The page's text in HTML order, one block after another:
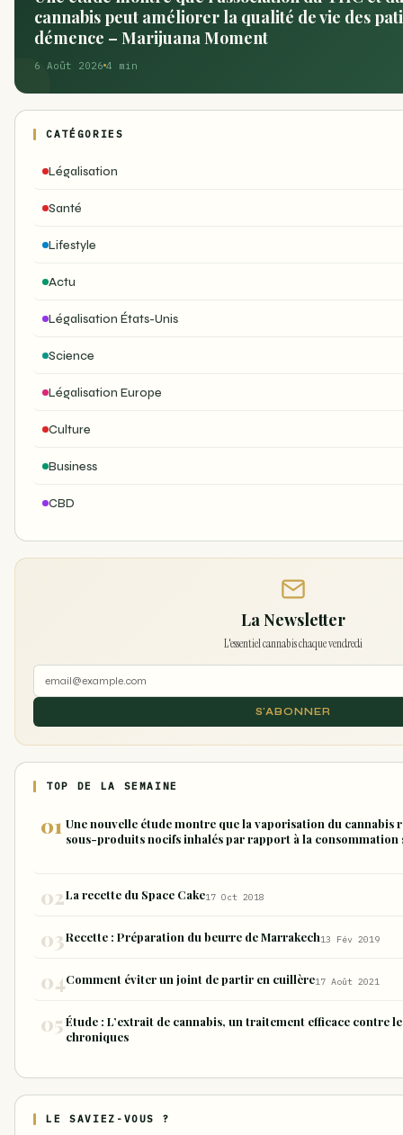
cannabis peut améliorer la qualité de vie des
démence – Marijuana Moment
6 Août 2026 4 min
CATÉGORIES
Légalisation
Santé
Lifestyle
Actu
Légalisation États-Unis
Science
Légalisation Europe
Culture
Business
CBD
La Newsletter
L'essentiel cannabis chaque vendredi
S'ABONNER
TOP DE LA SEMAINE
Une nouvelle étude montre que la vaporisation du cannabis
sous-produits nocifs inhalés par rapport à la consommation
La recette du Space Cake17 Oct 2018
Recette : Préparation du beurre de Marrakech13 Fév 2019
Comment éviter un joint de partir en cuillère17 Août 2021
Étude : L’extrait de cannabis, un traitement efficace contre
chroniques
LE SAVIEZ-VOUS ?